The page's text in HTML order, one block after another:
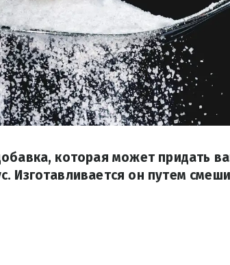
которая может придать
Изготавливается он путем